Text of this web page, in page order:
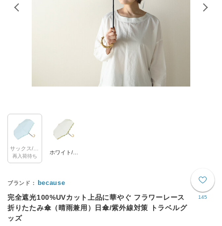
再入荷待ち
145
because
完全遮光100%UVカット上品に華やぐ フラワーレース
折りたたみ傘（晴雨兼用）日傘/紫外線対策 トラベルグ
ッズ